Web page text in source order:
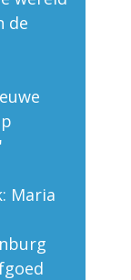
de
Maria